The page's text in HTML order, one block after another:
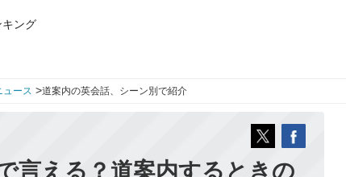
ング
ュース >道案内の英会話、シーン別で紹介
言える？道案内するときの